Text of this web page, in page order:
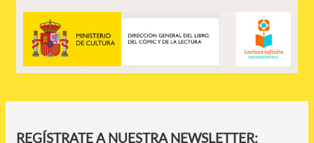
REGÍSTRATE A NUESTRA NEWSLETTER: